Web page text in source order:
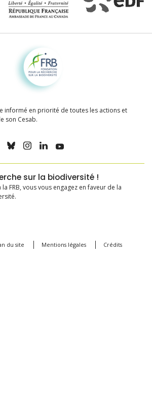
sur la biodiversité
informé en priorité de toutes les actions et
son Cesab.
sur la biodiversité !
FRB, vous vous engagez en faveur de la
du site Mentions légales Crédits